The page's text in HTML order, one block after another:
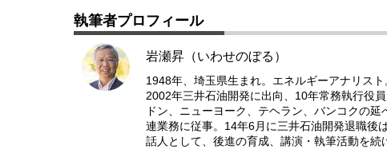
執筆者プロフィール
岩瀬昇（いわせのぼる）
1948年、埼玉県生まれ。エネルギーアナリス
2002年三井石油開発に出向、10年常務執行役
ドン、ニューヨーク、テヘラン、バンコクの
連業務に従事。14年6月に三井石油開発退職後
話人として、後進の育成、講演・執筆活動を